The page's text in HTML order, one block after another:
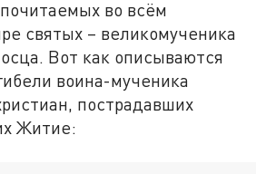
во всём
святых – великомученика
Вот как описываются
воина-мученика
пострадавших
Житие: